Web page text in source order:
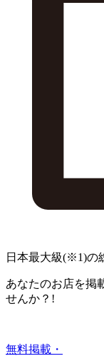
日本最大級(※1)の
あなたのお店を掲
せんか？!
無料掲載・